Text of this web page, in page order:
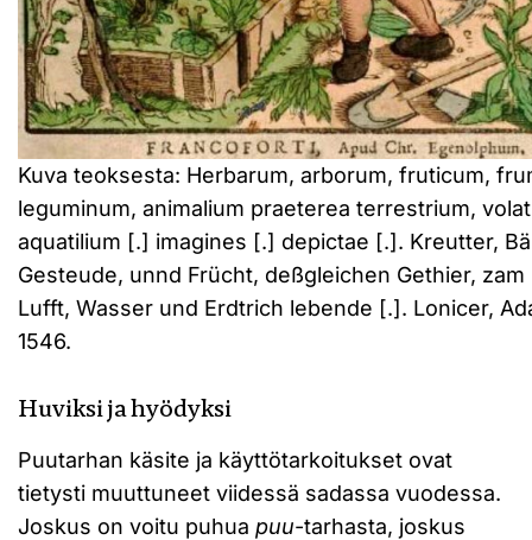
Kuva teoksesta: Herbarum, arborum, fruticum,
leguminum, animalium praeterea terrestrium,
aquatilium [.] imagines [.] depictae [.]. Kreutter,
Gesteude, unnd Frücht, deßgleichen Gethier,
Lufft, Wasser und Erdtrich lebende [.]. Lonicer,
1546.
Huviksi ja hyödyksi
Puutarhan käsite ja käyttötarkoitukset ovat
tietysti muuttuneet viidessä sadassa vuodessa.
Joskus on voitu puhua puu-tarhasta, joskus